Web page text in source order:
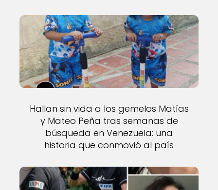
Hallan sin vida a los gemelos Matías
y Mateo Peña tras semanas de
búsqueda en Venezuela: una
historia que conmovió al país